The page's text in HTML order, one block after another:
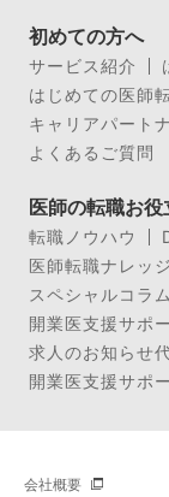
初めての方へ
サービス紹介
はじめての医師
キャリアパート
よくあるご質問
医師の転職お
転職ノウハウ
医師転職ナレッジ
スペシャルコラム
開業医支援サポ
求人のお知らせ
開業医支援サポ
会社概要